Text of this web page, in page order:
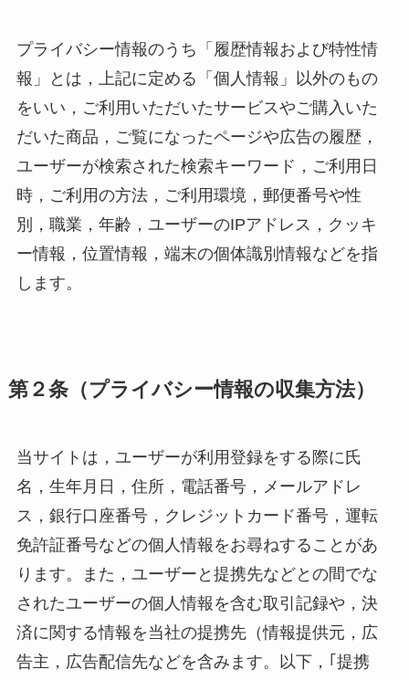
プライバシー情報のうち「履歴情報および特性情
報」とは，上記に定める「個人情報」以外のもの
をいい，ご利用いただいたサービスやご購入いた
だいた商品，ご覧になったページや広告の履歴，
ユーザーが検索された検索キーワード，ご利用日
時，ご利用の方法，ご利用環境，郵便番号や性
別，職業，年齢，ユーザーのIPアドレス，クッキ
ー情報，位置情報，端末の個体識別情報などを指
します。
第２条（プライバシー情報の収集方法）
当サイトは，ユーザーが利用登録をする際に氏
名，生年月日，住所，電話番号，メールアドレ
ス，銀行口座番号，クレジットカード番号，運転
免許証番号などの個人情報をお尋ねすることがあ
ります。また，ユーザーと提携先などとの間でな
されたユーザーの個人情報を含む取引記録や，決
済に関する情報を当社の提携先（情報提供元，広
告主，広告配信先などを含みます。以下，｢提携